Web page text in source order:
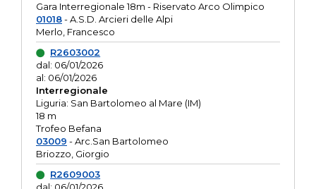
Gara Interregionale 18m - Riservato Arco Olimpico
01018- A.S.D. Arcieri delle Alpi
Merlo, Francesco
R2603002
dal: 06/01/2026
al: 06/01/2026
Interregionale
Liguria: San Bartolomeo al Mare (IM)
18 m
Trofeo Befana
03009 - Arc.San Bartolomeo
Briozzo, Giorgio
R2609003